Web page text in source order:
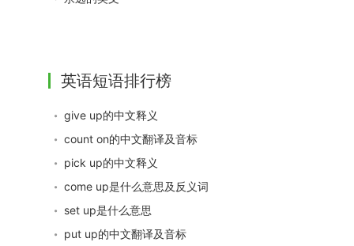
英语短语排行榜
give up的中文释义
count on的中文翻译及音标
pick up的中文释义
come up是什么意思及反义词
set up是什么意思
put up的中文翻译及音标